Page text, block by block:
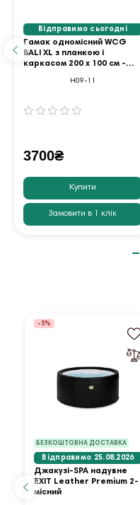
Відправимо сьогодні
Гамак одномісний WCG
BALI XL з планкою і
каркасом 200 х 100 см -
H09-11
3700₴
Купити
Замовити в 1 клік
БЕЗКОШТОВНА ДОСТАВКА
-5%
Відправимо 25.08.2026
Джакузі-SPA надувне
EXIT Leather Premium 2-
місний